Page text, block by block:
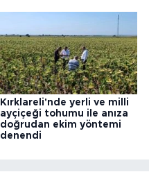
Kırklareli'nde yerli ve milli
ayçiçeği tohumu ile anıza
doğrudan ekim yöntemi
denendi